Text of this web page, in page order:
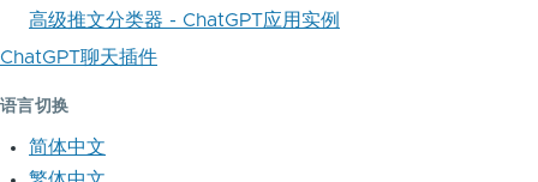
高级推文分类器 - ChatGPT应用实例
ChatGPT聊天插件
语言切换
简体中文